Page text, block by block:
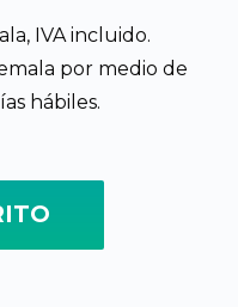
IVA incluido.
por medio de
hábiles.